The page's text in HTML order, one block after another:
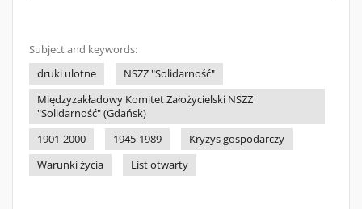
Subject and keywords:
druki ulotne
NSZZ "Solidarność"
Międzyzakładowy Komitet Założycielski NSZZ
"Solidarność" (Gdańsk)
1901-2000
1945-1989
Kryzys gospodarczy
Warunki życia
List otwarty